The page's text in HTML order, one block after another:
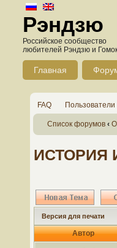
Рэндзю
Российское сообщество
любителей Рэндзю и
Главная
FAQ Пользователи
Список форумов ‹
ИСТОРИЯ
Версия для печати
Автор